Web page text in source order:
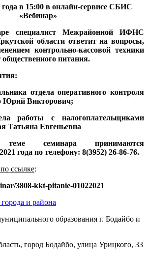
года в 15:00 в онлайн-сервисе СБИС
«Вебинар»
специалист Межрайонной ИФНС
области ответит на вопросы,
контрольно-кассовой техники
общественного питания.
отдела оперативного контроля
Юрий Викторович;
работы с налогоплательщиками
Татьяна Евгеньевна
семинара принимаются
года по телефону: 8(3952) 26-86-76.
ссылке:
3808-kkt-pitanie-01022021
и района
образования г. Бодайбо и
город Бодайбо, улица Урицкого, 33